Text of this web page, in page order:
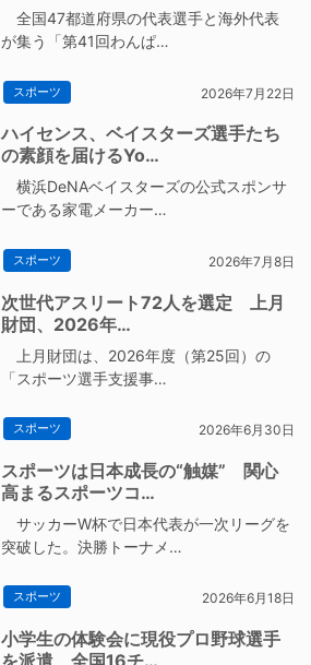
全国47都道府県の代表選手と海外代表
が集う「第41回わんぱ…
スポーツ 2026年7月22日
ハイセンス、ベイスターズ選手たち
の素顔を届けるYo…
横浜DeNAベイスターズの公式スポンサ
ーである家電メーカー…
スポーツ 2026年7月8日
次世代アスリート72人を選定 上月
財団、2026年…
上月財団は、2026年度（第25回）の
「スポーツ選手支援事…
スポーツ 2026年6月30日
スポーツは日本成長の“触媒” 関心
高まるスポーツコ…
サッカーW杯で日本代表が一次リーグを
突破した。決勝トーナメ…
スポーツ 2026年6月18日
小学生の体験会に現役プロ野球選手